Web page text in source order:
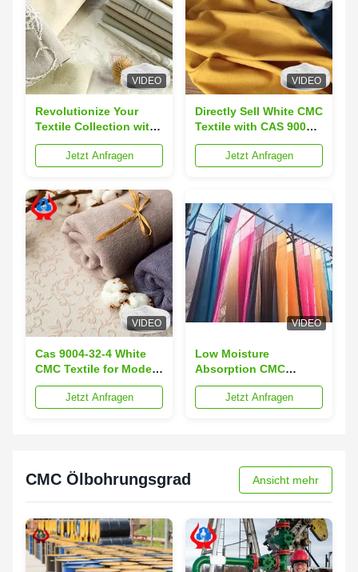
VIDEO
Revolutionize Your
Textile Collection with
3. CMC Technical
Textiles in Modern
Jetzt Anfragen
VIDEO
Directly Sell White CMC
Textile with CAS 9004-
32-4 and Loss On
Drying 10 Max
Jetzt Anfragen
VIDEO
Cas 9004-32-4 White
CMC Textile for Modern
Manufacturing
EfficiencyJetzt Anfragen
VIDEO
Low Moisture
Absorption CMC
Textile Products 10
Max Loss On Drying
Jetzt Anfragen
CMC Ölbohrungsgrad Ansicht mehr